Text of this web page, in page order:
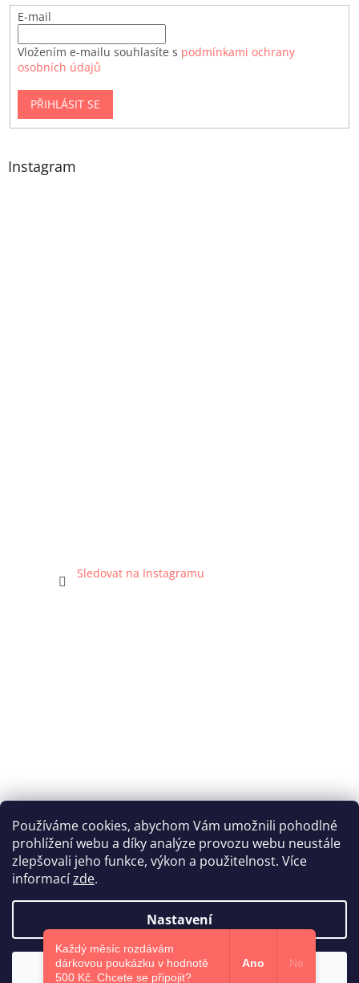
Používáme cookies, abychom Vám umožnili pohodlné
prohlížení webu a díky analýze provozu webu neustále
zlepšovali jeho funkce, výkon a použitelnost. Více
informacízde.
Nastavení
Souhlasím
E-mail
Vložením e-mailu souhlasíte s podmínkami ochrany
osobních údajů
PŘIHLÁSIT SE
Instagram
Sledovat na Instagramu
Katka Hromasová Foto
Vytvořil Shoptet
Copyright 2026Euphoris.cz. Všechna práva vyhrazena.
Každý měsíc rozdávám
dárkovou poukázku v hodnotě
500 Kč.​ Chcete se připojit?
Ano Ne